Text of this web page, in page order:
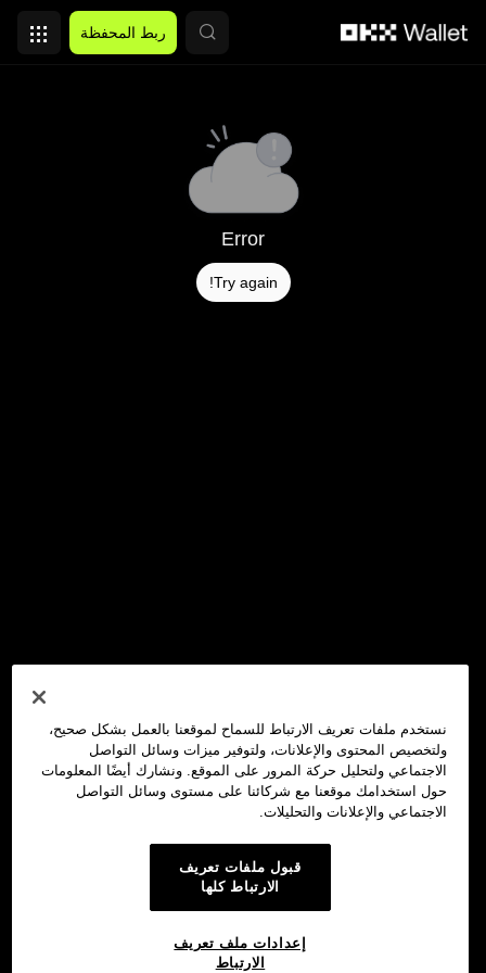
ربط المحفظة
Error
Try again!
نستخدم ملفات تعريف الارتباط للسماح لموقعنا بالعمل بشكل صحيح،
ولتخصيص المحتوى والإعلانات، ولتوفير ميزات وسائل التواصل
الاجتماعي ولتحليل حركة المرور على الموقع. ونشارك أيضًا المعلومات
حول استخدامك موقعنا مع شركائنا على مستوى وسائل التواصل
الاجتماعي والإعلانات والتحليلات.
قبول ملفات تعريف
الارتباط كلها
إعدادات ملف تعريف
الارتباط